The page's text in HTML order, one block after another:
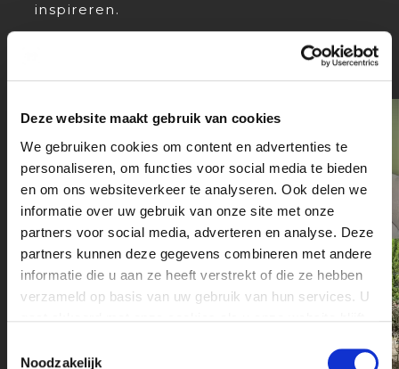
Deze website maakt gebruik van cookies
We gebruiken cookies om content en advertenties te
personaliseren, om functies voor social media te bieden
en om ons websiteverkeer te analyseren. Ook delen we
informatie over uw gebruik van onze site met onze
partners voor social media, adverteren en analyse. Deze
partners kunnen deze gegevens combineren met andere
informatie die u aan ze heeft verstrekt of die ze hebben
verzameld op basis van uw gebruik van hun services. U
Noodzakelijk
inspireren.